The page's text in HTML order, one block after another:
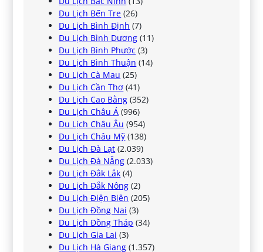
Du Lịch Bến Tre (26)
Du Lịch Bình Định (7)
Du Lịch Bình Dương (11)
Du Lịch Bình Phước (3)
Du Lịch Bình Thuận (14)
Du Lịch Cà Mau (25)
Du Lịch Cần Thơ (41)
Du Lịch Cao Bằng (352)
Du Lịch Châu Á (996)
Du Lịch Châu Âu (954)
Du Lịch Châu Mỹ (138)
Du Lịch Đà Lạt (2.039)
Du Lịch Đà Nẵng (2.033)
Du Lịch Đắk Lắk (4)
Du Lịch Đắk Nông (2)
Du Lịch Điện Biên (205)
Du Lịch Đồng Nai (3)
Du Lịch Đồng Tháp (34)
Du Lịch Gia Lai (3)
Du Lịch Hà Giang (1.357)